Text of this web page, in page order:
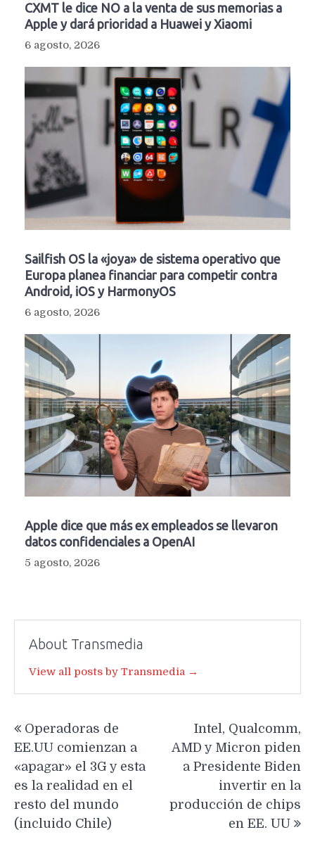
CXMT le dice NO a la venta de sus memorias a
Apple y dará prioridad a Huawei y Xiaomi
6 agosto, 2026
Sailfish OS la «joya» de sistema operativo que
Europa planea financiar para competir contra
Android, iOS y HarmonyOS
6 agosto, 2026
Apple dice que más ex empleados se llevaron
datos confidenciales a OpenAI
5 agosto, 2026
About Transmedia
View all posts by Transmedia →
de
entradas
Operadoras de
EE.UU comienzan a
«apagar» el 3G y esta
es la realidad en el
resto del mundo
(incluido Chile)
Intel, Qualcomm,
AMD y Micron piden
a Presidente Biden
invertir en la
producción de chips
en EE. UU